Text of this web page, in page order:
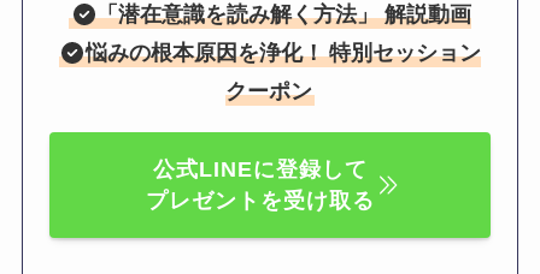
「潜在意識を読み解く方法」 解説動画
悩みの根本原因を浄化！ 特別セッション
クーポン
公式LINEに登録して
プレゼントを受け取る